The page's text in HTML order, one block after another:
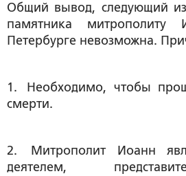
Общий вывод, следующий из
памятника
Петербурге невозможна.
1. Необходимо, чтобы
смерти.
2. Митрополит Иоанн
деятелем,